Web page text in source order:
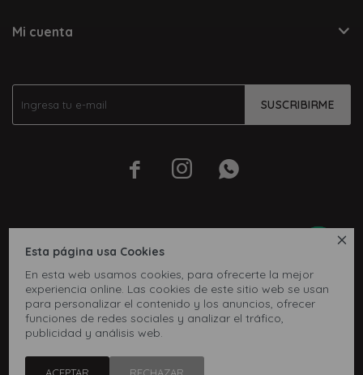

Esta página usa Cookies
En esta web usamos cookies, para ofrecerte la mejor
experiencia online. Las cookies de este sitio web se usan
para personalizar el contenido y los anuncios, ofrecer
funciones de redes sociales y analizar el tráfico,
publicidad y análisis web.
SUSCRIBIRME
  
Mi cuenta
© Copyright 2026 / Inbox